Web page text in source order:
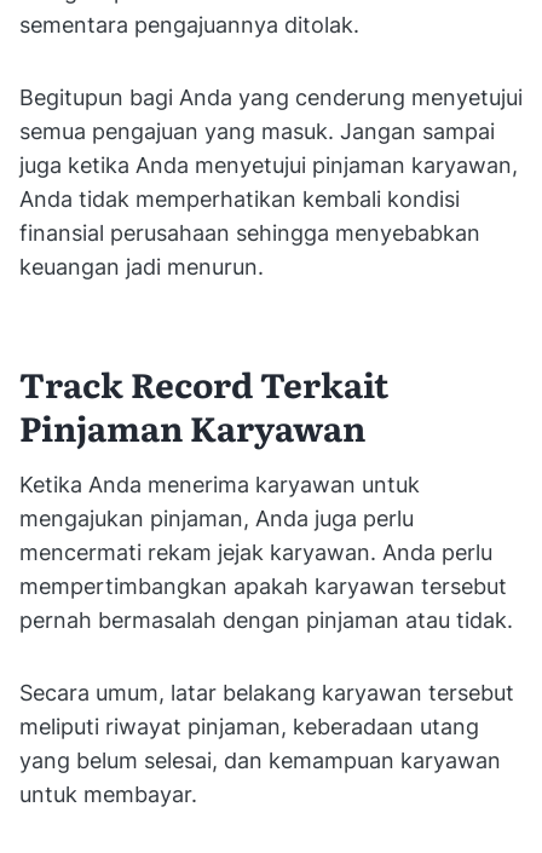
sementara pengajuannya ditolak.
Begitupun bagi Anda yang cenderung menyetujui
semua pengajuan yang masuk. Jangan sampai
juga ketika Anda menyetujui pinjaman karyawan,
Anda tidak memperhatikan kembali kondisi
finansial perusahaan sehingga menyebabkan
keuangan jadi menurun.
Track Record Terkait
Pinjaman Karyawan
Ketika Anda menerima karyawan untuk
mengajukan pinjaman, Anda juga perlu
mencermati rekam jejak karyawan. Anda perlu
mempertimbangkan apakah karyawan tersebut
pernah bermasalah dengan pinjaman atau tidak.
Secara umum, latar belakang karyawan tersebut
meliputi riwayat pinjaman, keberadaan utang
yang belum selesai, dan kemampuan karyawan
untuk membayar.